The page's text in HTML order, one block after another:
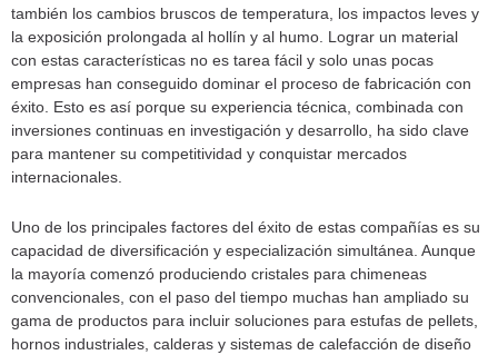
también los cambios bruscos de temperatura, los impactos leves y
la exposición prolongada al hollín y al humo. Lograr un material
con estas características no es tarea fácil y solo unas pocas
empresas han conseguido dominar el proceso de fabricación con
éxito. Esto es así porque su experiencia técnica, combinada con
inversiones continuas en investigación y desarrollo, ha sido clave
para mantener su competitividad y conquistar mercados
internacionales.
Uno de los principales factores del éxito de estas compañías es su
capacidad de diversificación y especialización simultánea. Aunque
la mayoría comenzó produciendo cristales para chimeneas
convencionales, con el paso del tiempo muchas han ampliado su
gama de productos para incluir soluciones para estufas de pellets,
hornos industriales, calderas y sistemas de calefacción de diseño